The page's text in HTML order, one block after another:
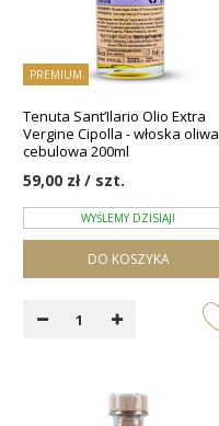
PREMIUM
Tenuta Sant’Ilario Olio Extra
Vergine Cipolla - włoska oliwa
cebulowa 200ml
59,00 zł / szt.
WYŚLEMY DZISIAJ!
DO KOSZYKA